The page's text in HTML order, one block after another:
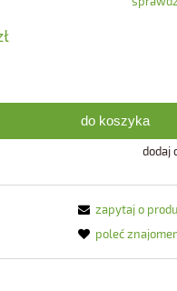
do koszyka
dodaj
zapytaj o
poleć